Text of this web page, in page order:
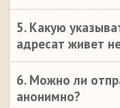
5. Какую
адресат живет
6. Можно ли
анонимно?